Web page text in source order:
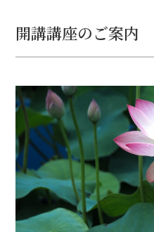
開講講座のご案内